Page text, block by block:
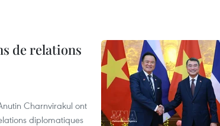
de relations
Charnvirakul ont
diplomatiques